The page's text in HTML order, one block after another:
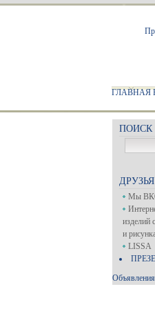
ГЛАВНАЯ
ПОИСК
Мы
изделий
и
LISSA